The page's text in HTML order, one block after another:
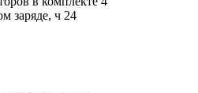
заряде, ч 24